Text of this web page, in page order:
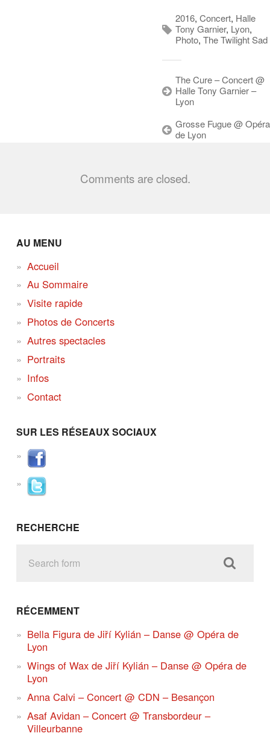
2016, Concert, Halle
Tony Garnier, Lyon,
Photo, The Twilight Sad
The Cure – Concert @
Halle Tony Garnier –
Lyon
Grosse Fugue @ Opéra
de Lyon
Comments are closed.
AU MENU
Accueil
Au Sommaire
Visite rapide
Photos de Concerts
Autres spectacles
Portraits
Infos
Contact
SUR LES RÉSEAUX SOCIAUX
RECHERCHE
RÉCEMMENT
Bella Figura de Jiří Kylián – Danse @ Opéra de
Lyon
Wings of Wax de Jiří Kylián – Danse @ Opéra de
Lyon
Anna Calvi – Concert @ CDN – Besançon
Asaf Avidan – Concert @ Transbordeur –
Villeurbanne